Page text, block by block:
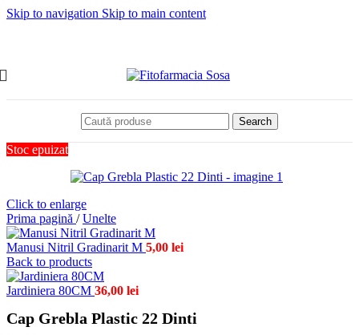
Skip to navigation Skip to main content
Search
Stoc epuizat
Click to enlarge
Prima pagină / Unelte
Manusi Nitril Gradinarit M 5,00 lei
Back to products
Jardiniera 80CM 36,00 lei
Cap Grebla Plastic 22 Dinti